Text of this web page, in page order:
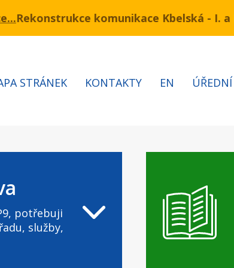
3.7 – 7.8.2026 bude probíhat obnova
komunikace Kbelská - I. a II. etapa
STRÁNEK KONTAKTY EN
potřebuji
služby,